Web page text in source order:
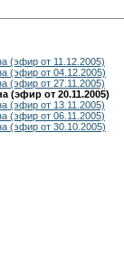
(эфир от 11.12.2005)
(эфир от 04.12.2005)
(эфир от 27.11.2005)
(эфир от 20.11.2005)
(эфир от 13.11.2005)
(эфир от 06.11.2005)
(эфир от 30.10.2005)